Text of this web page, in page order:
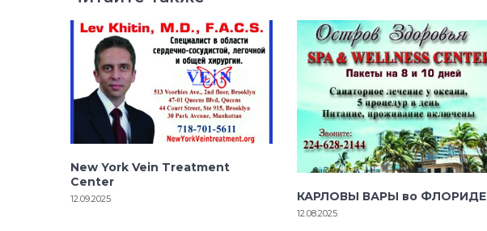
New York Vein Treatment
Center
12.09.2025 КАРЛОВЫ ВАРЫ во ФЛОРИДЕ
12.08.2025